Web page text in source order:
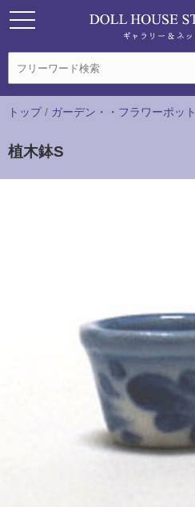
トップ/ ガーデン・・フラワーポット
植木鉢S